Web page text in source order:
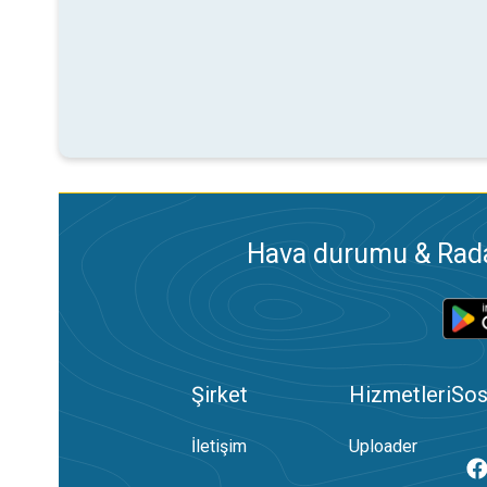
Hava durumu &
Şirket
İletişim
Hizmetleri
Uploader